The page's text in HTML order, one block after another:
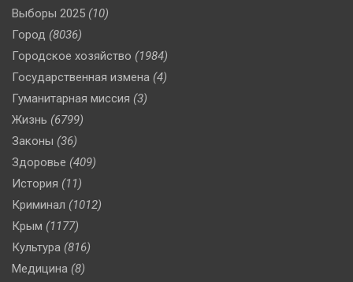
Выборы 2025 (10)
Город (8036)
Городское хозяйство (1984)
Государственная измена (4)
Гуманитарная миссия (3)
Жизнь (6799)
Законы (36)
Здоровье (409)
История (11)
Криминал (1012)
Крым (1177)
Культура (816)
Медицина (8)